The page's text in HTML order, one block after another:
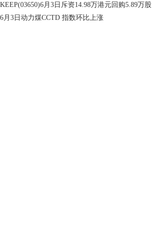
KEEP(03650)6月3日斥资14.98万港元回购5.89万股
6月3日动力煤CCTD 指数环比上涨